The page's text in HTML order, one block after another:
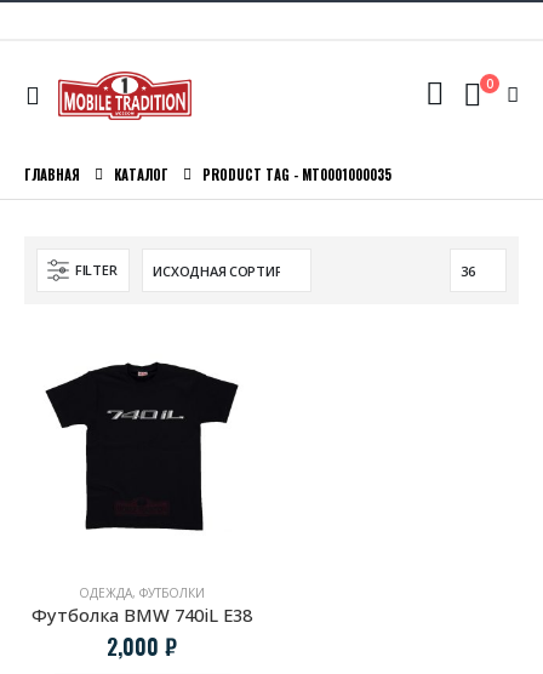
0
ГЛАВНАЯ КАТАЛОГ PRODUCT TAG - MT0001000035
FILTER
ОДЕЖДА, ФУТБОЛКИ
Футболка BMW 740iL E38
2,000 ₽